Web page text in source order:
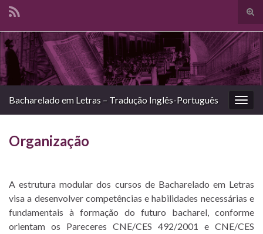
de
Search for:
Bacharelado em Letras – Tradução Inglês-Português
Organização
A estrutura modular dos cursos de Bacharelado em Letras
visa a desenvolver competências e habilidades necessárias e
fundamentais à formação do futuro bacharel, conforme
orientam os Pareceres CNE/CES 492/2001 e CNE/CES